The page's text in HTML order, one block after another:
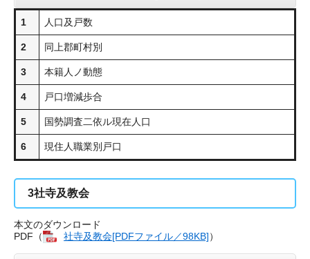
1 人口及戸数
2 同上郡町村別
3 本籍人ノ動態
4 戸口増減歩合
5 国勢調査二依ル現在人口
6 現住人職業別戸口
3社寺及教会
本文のダウンロード
PDF（
社寺及教会[PDFファイル／98KB]）